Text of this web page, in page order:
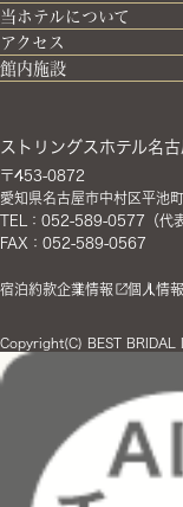
当ホテルについて
アクセス
館内施設
ストリングスホテル名古
〒453-0872
愛知県名古屋市中村区平池
TEL：052-589-0577（代表
FAX：052-589-0567
宿泊約款企業情報 個人情
Copyright(C) BEST BRIDAL